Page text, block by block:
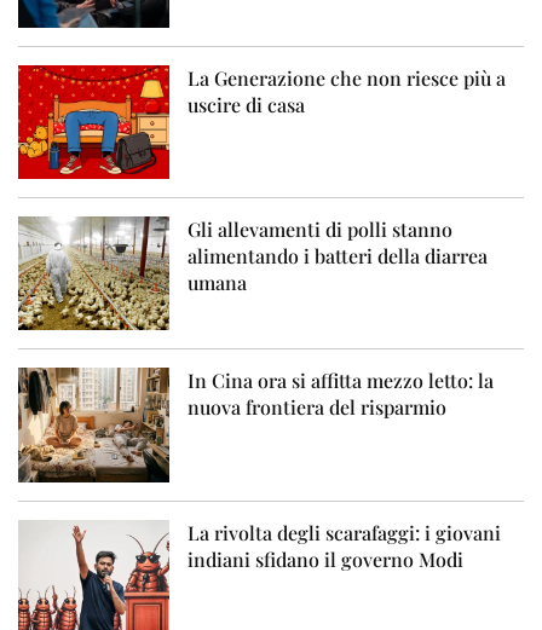
La Generazione che non riesce più a
uscire di casa
Gli allevamenti di polli stanno
alimentando i batteri della diarrea
umana
In Cina ora si affitta mezzo letto: la
nuova frontiera del risparmio
La rivolta degli scarafaggi: i giovani
indiani sfidano il governo Modi